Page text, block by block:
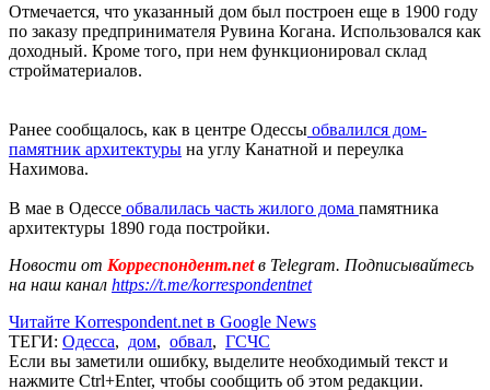
Отмечается, что указанный дом был построен еще в 1900 году
по заказу предпринимателя Рувина Когана. Использовался как
доходный. Кроме того, при нем функционировал склад
стройматериалов.
Ранее сообщалось, как в центре Одессы обвалился дом-
памятник архитектуры на углу Канатной и переулка
Нахимова.
В мае в Одессе обвалилась часть жилого дома памятника
архитектуры 1890 года постройки.
Новости от Корреспондент.netв Telegram. Подписывайтесь
на наш канал https://t.me/korrespondentnet
Читайте Korrespondent.net в Google News
ТЕГИ: Одесса, дом, обвал, ГСЧС
Если вы заметили ошибку, выделите необходимый текст и
нажмите Ctrl+Enter, чтобы сообщить об этом редакции.